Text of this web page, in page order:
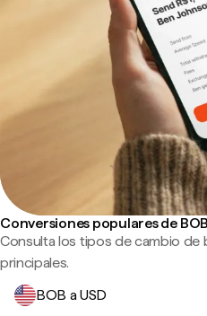
Conversiones populares de BOB
Consulta los tipos de cambio de
principales.
BOB a USD